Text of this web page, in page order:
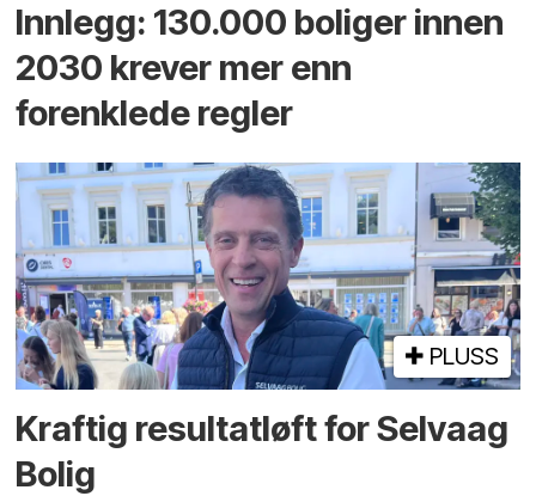
Innlegg: 130.000 boliger innen
2030 krever mer enn
forenklede regler
PLUSS
Kraftig resultatløft for Selvaag
Bolig